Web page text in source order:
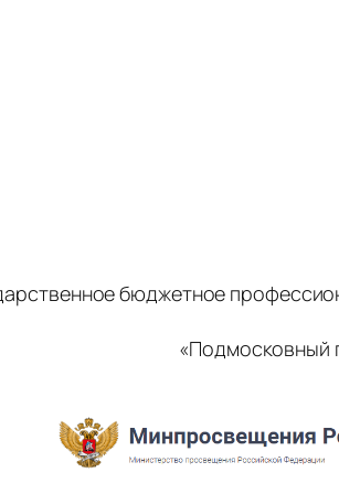
бюджетное
«Подмосковный